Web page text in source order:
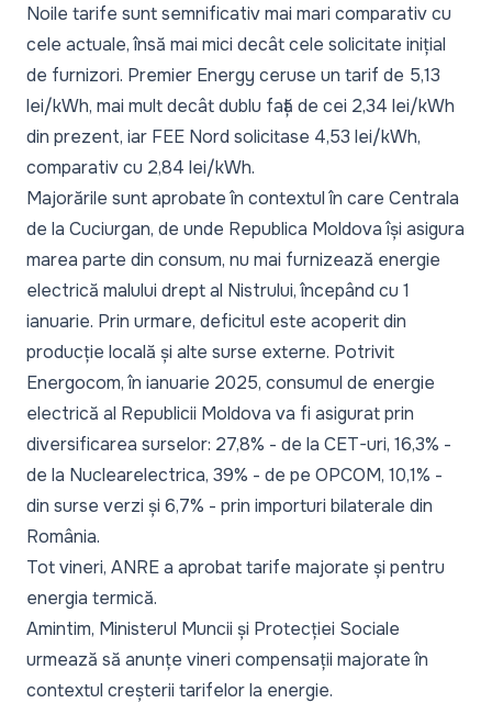
Noile tarife sunt semnificativ mai mari comparativ cu
cele actuale, însă mai mici decât cele solicitate inițial
de furnizori. Premier Energy ceruse un tarif de 5,13
lei/kWh, mai mult decât dublu față de cei 2,34 lei/kWh
din prezent, iar FEE Nord solicitase 4,53 lei/kWh,
comparativ cu 2,84 lei/kWh.
Majorările sunt aprobate în contextul în care Centrala
de la Cuciurgan, de unde Republica Moldova își asigura
marea parte din consum, nu mai furnizează energie
electrică malului drept al Nistrului, începând cu 1
ianuarie. Prin urmare, deficitul este acoperit din
producție locală și alte surse externe. Potrivit
Energocom, în ianuarie 2025, consumul de energie
electrică al Republicii Moldova va fi asigurat prin
diversificarea surselor: 27,8% - de la CET-uri, 16,3% -
de la Nuclearelectrica, 39% - de pe OPCOM, 10,1% -
din surse verzi și 6,7% - prin importuri bilaterale din
România.
Tot vineri, ANRE a aprobat tarife majorate și pentru
energia termică.
Amintim, Ministerul Muncii și Protecției Sociale
urmează să anunțe vineri compensații majorate în
contextul creșterii tarifelor la energie.